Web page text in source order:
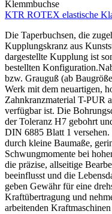
KTR ROTEX elastische
Die Taperbuchsen, die
Kupplungskranz aus
dargestellte Kupplung ist
bestellten
bzw. Grauguß (ab
Werk mit dem neuartigen,
Zahnkranzmaterial T-PUR
verfügbar ist. Die
der Toleranz H7 gebohrt
DIN 6885 Blatt 1
durch kleine Baumaße,
Schwungmomente bei
die präzise, allseitige
beeinflusst und die
geben Gewähr für eine
Kraftübertragung und
arbeitenden